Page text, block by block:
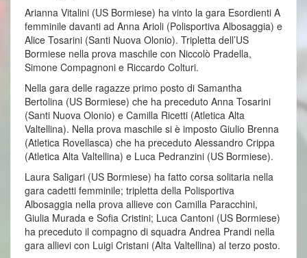
Arianna Vitalini (US Bormiese) ha vinto la gara Esordienti A
femminile davanti ad Anna Arioli (Polisportiva Albosaggia) e
Alice Tosarini (Santi Nuova Olonio). Tripletta dell’US
Bormiese nella prova maschile con Niccolò Pradella,
Simone Compagnoni e Riccardo Colturi.
Nella gara delle ragazze primo posto di Samantha
Bertolina (US Bormiese) che ha preceduto Anna Tosarini
(Santi Nuova Olonio) e Camilla Ricetti (Atletica Alta
Valtellina). Nella prova maschile si è imposto Giulio Brenna
(Atletica Rovellasca) che ha preceduto Alessandro Crippa
(Atletica Alta Valtellina) e Luca Pedranzini (US Bormiese).
Laura Saligari (US Bormiese) ha fatto corsa solitaria nella
gara cadetti femminile; tripletta della Polisportiva
Albosaggia nella prova allieve con Camilla Paracchini,
Giulia Murada e Sofia Cristini; Luca Cantoni (US Bormiese)
ha preceduto il compagno di squadra Andrea Prandi nella
gara allievi con Luigi Cristani (Alta Valtellina) al terzo posto.